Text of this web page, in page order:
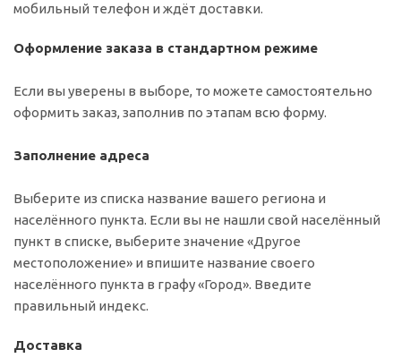
мобильный телефон и ждёт доставки.
Оформление заказа в стандартном режиме
Если вы уверены в выборе, то можете самостоятельно
оформить заказ, заполнив по этапам всю форму.
Заполнение адреса
Выберите из списка название вашего региона и
населённого пункта. Если вы не нашли свой населённый
пункт в списке, выберите значение «Другое
местоположение» и впишите название своего
населённого пункта в графу «Город». Введите
правильный индекс.
Доставка